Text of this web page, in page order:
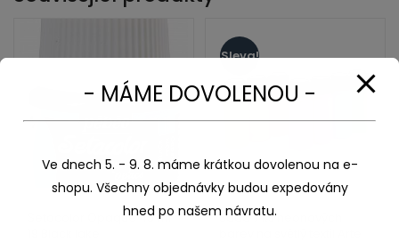
Setacolor Opaque 45 ml
Sleva!
Sada 7 ks neonových
- MÁME DOVOLENOU -
Ve dnech 5. - 9. 8. máme krátkou dovolenou na e-
shopu. Všechny objednávky budou expedovány
hned po našem návratu.